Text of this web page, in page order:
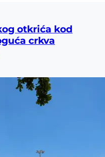
otkrića kod
crkva